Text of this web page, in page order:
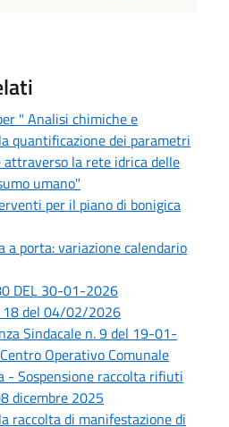
" Analisi chimiche e
quantificazione dei parametri
la rete idrica delle
umano"
per il piano di bonigica
a porta: variazione calendario
DEL 30-01-2026
18 del 04/02/2026
Sindacale n. 9 del 19-01-
Operativo Comunale
- Sospensione raccolta rifiuti
dicembre 2025
raccolta di manifestazione di